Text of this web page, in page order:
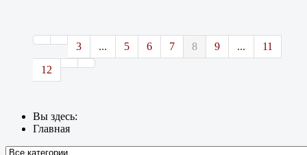
3 ... 5 6 7 8 9 ...
11
12
Вы здесь:
Главная